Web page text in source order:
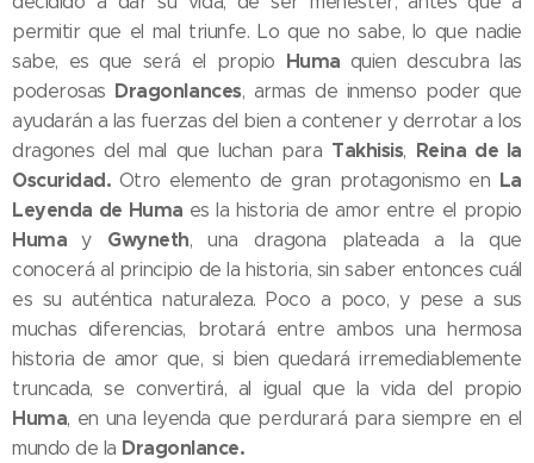
permitir que el mal triunfe. Lo que no sabe, lo que nadie
sabe, es que será el propio Huma quien descubra las
poderosas Dragonlances, armas de inmenso poder que
ayudarán a las fuerzas del bien a contener y derrotar a los
dragones del mal que luchan para Takhisis, Reina de la
Oscuridad. Otro elemento de gran protagonismo en La
Leyenda de Huma es la historia de amor entre el propio
Humay Gwyneth, una dragona plateada a la que
conocerá al principio de la historia, sin saber entonces cuál
es su auténtica naturaleza. Poco a poco, y pese a sus
muchas diferencias, brotará entre ambos una hermosa
historia de amor que, si bien quedará irremediablemente
truncada, se convertirá, al igual que la vida del propio
Huma, en una leyenda que perdurará para siempre en el
mundo de la Dragonlance.